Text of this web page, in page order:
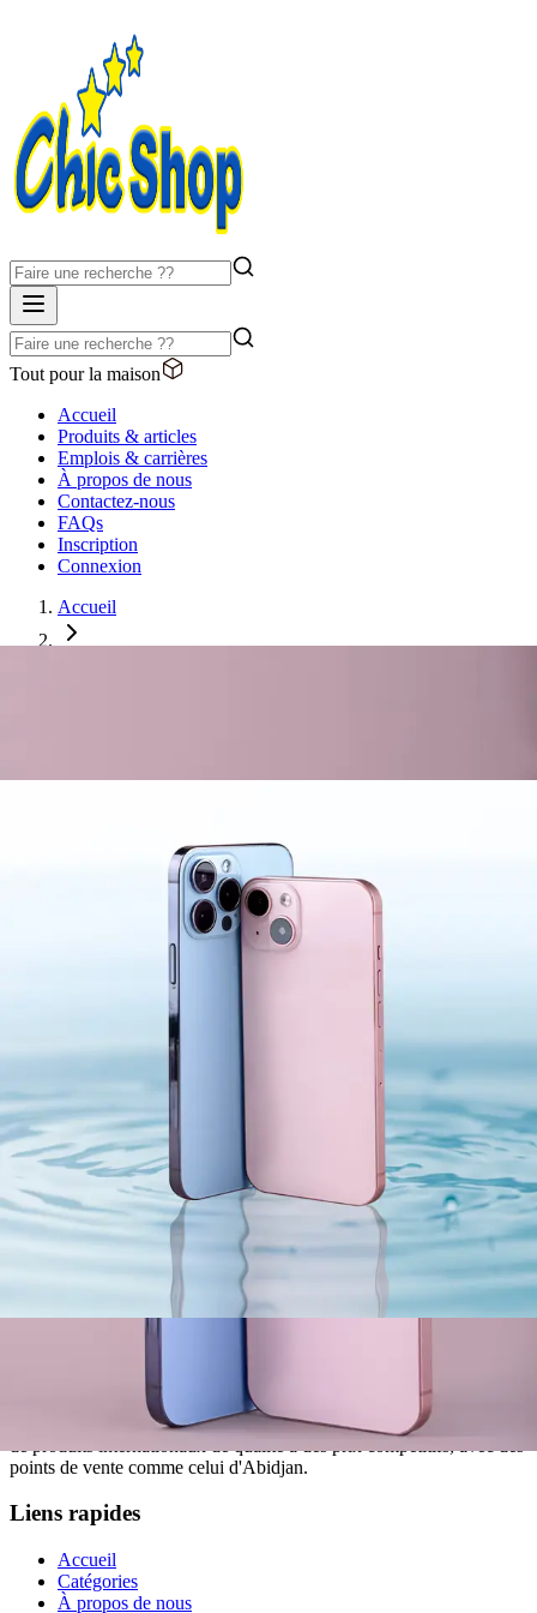
Tout pour la maison
Accueil
Produits & articles
Emplois & carrières
À propos de nous
Contactez-nous
FAQs
Inscription
Connexion
Accueil
Smartphone Gaming G-Force
Conçu pour les gamers, avec un processeur ultra-rapide et un écran
Marque:GamePhone
Capacité de Stockage:
Système d'exploitation
Résolution Caméra:48MP
Connectivité:5G, Wi-Fi 6E
Taille d'écran:6.8 pouces
Couleur
Noir Carbone
Recommandé pour vous
À propos de nous
Chic Shop est une entreprise de référence en Côte d'Ivoire
spécialisée dans l'import-export de produits variés, allant des articles
pour la maison aux vêtements et jouets, connue pour son large choix
points de vente comme celui d'Abidjan.
Liens rapides
Accueil
Catégories
À propos de nous